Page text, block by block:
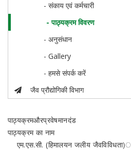
- संकाय एवं कर्मचारी
- पाठ्यक्रम विवरण
- अनुसंधान
- Gallery
- हमसे संपर्क करें
जैव प्रौद्योगिकी विभाग
पाठ्यक्रमऔरप्रवेषमानदंड
पाठ्यक्रम का नाम
एम.एस.सी. (हिमालयन जलीय